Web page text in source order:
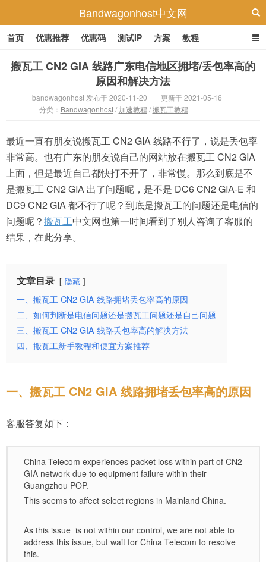
Bandwagonhost中文网
首页 优惠推荐 优惠码 测试IP 方案 教程
搬瓦工 CN2 GIA 线路广东电信地区拥堵/丢包率高的
原因和解决方法
bandwagonhost 发布于 2020-11-20
更新于 2021-05-16
分类： Bandwagonhost/ 加速教程 /搬瓦工教程
最近一直有朋友说搬瓦工 CN2 GIA 线路不行了，说是丢包率
非常高。也有广东的朋友说自己的网站放在搬瓦工 CN2 GIA
上面，但是最近自己都快打不开了，非常慢。那么到底是不
是搬瓦工 CN2 GIA 出了问题呢，是不是 DC6 CN2 GIA-E 和
DC9 CN2 GIA 都不行了呢？到底是搬瓦工的问题还是电信的
问题呢？搬瓦工中文网也第一时间看到了别人咨询了客服的
结果，在此分享。
文章目录 隐藏
一、搬瓦工 CN2 GIA 线路拥堵丢包率高的原因
二、如何判断是电信问题还是搬瓦工问题还是自己问题
三、搬瓦工 CN2 GIA 线路丢包率高的解决方法
四、搬瓦工新手教程和便宜方案推荐
一、搬瓦工 CN2 GIA 线路拥堵丢包率高的原因
客服答复如下：
China Telecom experiences packet loss within part of CN2
GIA network due to equipment failure within their
Guangzhou POP.
This seems to affect select regions in Mainland China.
As this issue is not within our control, we are not able to
address this issue, but wait for China Telecom to resolve
this.